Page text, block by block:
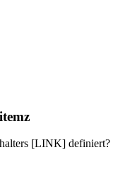
[LINK] definiert?